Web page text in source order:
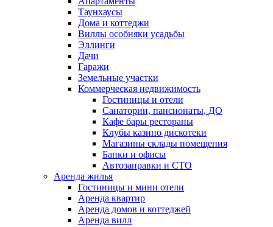
Таунхаусы
Дома и коттеджи
Виллы особняки усадьбы
Эллинги
Дачи
Гаражи
Земельные участки
Коммерческая недвижимость
Гостиницы и отели
Санатории, пансионаты, ДО
Кафе бары рестораны
Клубы казино дискотеки
Магазины склады помещения
Банки и офисы
Автозаправки и СТО
Аренда жилья
Гостиницы и мини отели
Аренда квартир
Аренда домов и коттеджей
Аренда вилл